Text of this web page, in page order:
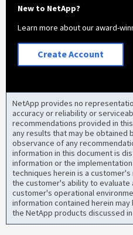
New to NetApp?
Learn more about our award-
Create Account
NetApp provides no
accuracy or reliability or
recommendations provided in
any results that may be obtained
observance of any
information in this document is
information or the
techniques herein is a
the customer's ability to
customer's operational
information contained herein
the NetApp products discussed